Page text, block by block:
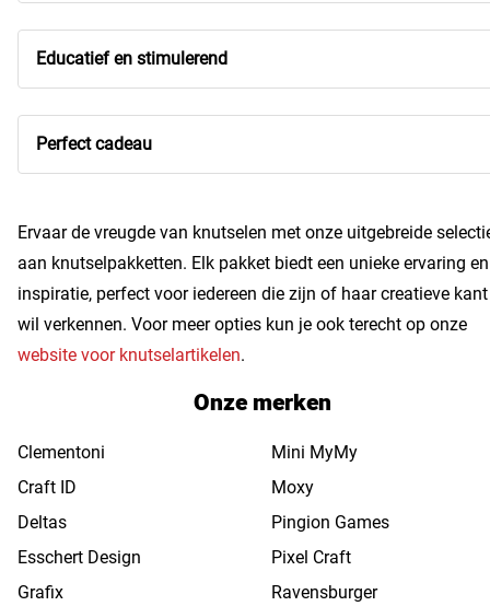
Educatief en stimulerend
Perfect cadeau
Ervaar de vreugde van knutselen met onze uitgebreide
aan knutselpakketten. Elk pakket biedt een unieke ervaring en
inspiratie, perfect voor iedereen die zijn of haar creatieve kant
wil verkennen. Voor meer opties kun je ook terecht op onze
website voor knutselartikelen.
Onze merken
Clementoni
Craft ID
Deltas
Esschert Design
Grafix
Mini MyMy
Moxy
Pingion Games
Pixel Craft
Ravensburger